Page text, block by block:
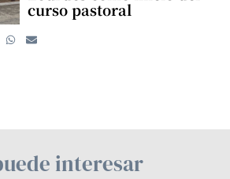
curso pastoral
interesar